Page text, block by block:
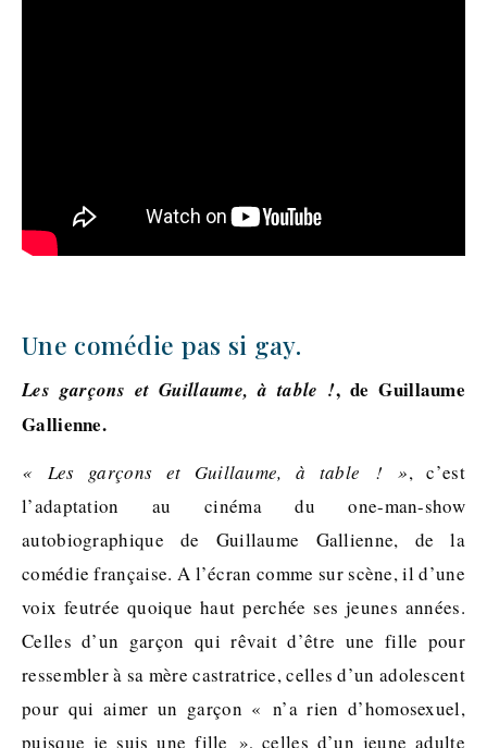
Une comédie pas si gay.
Les garçons et Guillaume, à table !, de Guillaume
Gallienne.
« Les garçons et Guillaume, à table ! », c’est
l’adaptation au cinéma du one-man-show
autobiographique de Guillaume Gallienne, de la
comédie française. A l’écran comme sur scène, il d’une
voix feutrée quoique haut perchée ses jeunes années.
Celles d’un garçon qui rêvait d’être une fille pour
ressembler à sa mère castratrice, celles d’un adolescent
pour qui aimer un garçon « n’a rien d’homosexuel,
puisque je suis une fille », celles d’un jeune adulte